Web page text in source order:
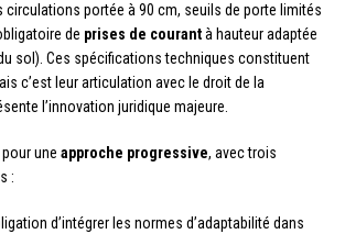
circulations portée à 90 cm, seuils de porte limités
de prises de courantà hauteur adaptée
sol). Ces spécifications techniques constituent
c’est leur articulation avec le droit de la
l’innovation juridique majeure.
une approche progressive, avec trois
:
d’intégrer les normes d’adaptabilité dans